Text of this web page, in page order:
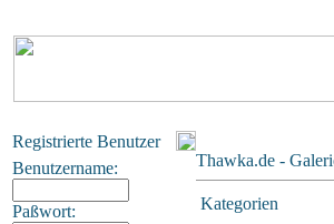
Registrierte Benutzer
Benutzername:
Paßwort:
Thawka.de -
Kategorien